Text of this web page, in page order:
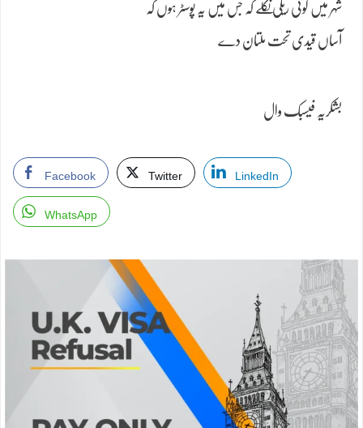
شہر میں کوئی ریلی نکلے کہ جس میں یہ پوسٹر ہوں کہ
آساں قیدی تحت ملتان دے
بشکریہ فیسبک وال
Facebook Twitter
LinkedIn
WhatsApp